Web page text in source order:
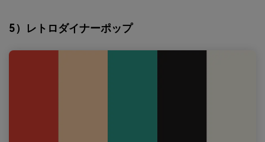
5）レトロダイナーポップ